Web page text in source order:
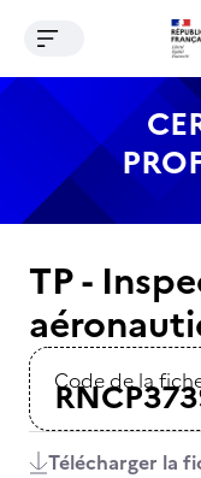
ContenuOuvrir le menu
TP -
Code de la
Télécharger la